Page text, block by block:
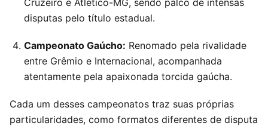
disputas pelo título estadual.
Campeonato Gaúcho: Renomado pela rivalidade
entre Grêmio e Internacional, acompanhada
atentamente pela apaixonada torcida gaúcha.
Cada um desses campeonatos traz suas próprias
particularidades, como formatos diferentes de disputa